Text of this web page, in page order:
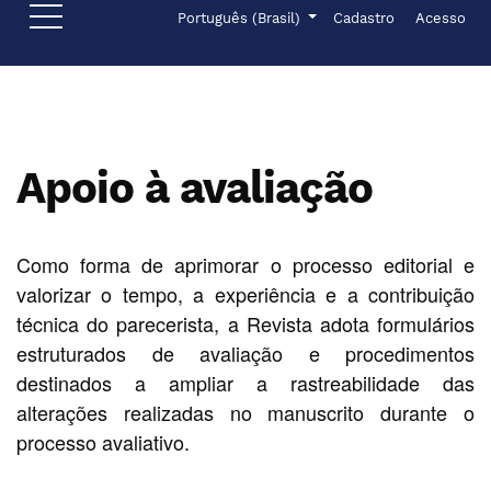
Ir para o menu de navegação principal
Ir para o conteúdo principal
Ir para o rodapé Idioma
Português (Brasil)
Menu de Cadastro Acesso
Apoio à avaliação
Como forma de aprimorar o processo editorial e
valorizar o tempo, a experiência e a contribuição
técnica do parecerista, a Revista adota formulários
estruturados de avaliação e procedimentos
destinados a ampliar a rastreabilidade das
alterações realizadas no manuscrito durante o
processo avaliativo.